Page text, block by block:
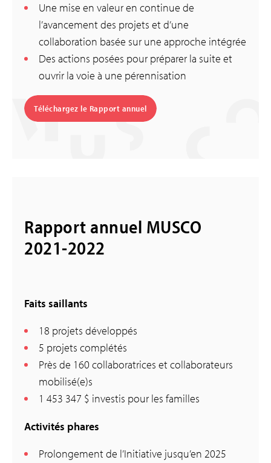
Une mise en valeur en continue de
l’avancement des projets et d’une
collaboration basée sur une approche intégrée
Des actions posées pour préparer la suite et
ouvrir la voie à une pérennisation
Téléchargez le Rapport annuel
Rapport annuel MUSCO
2021-2022
Faits saillants
18 projets développés
5 projets complétés
Près de 160 collaboratrices et collaborateurs
mobilisé(e)s
1 453 347 $ investis pour les familles
Activités phares
Prolongement de l’Initiative jusqu’en 2025